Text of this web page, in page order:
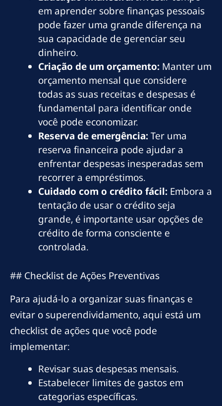
em aprender sobre finanças pessoais
pode fazer uma grande diferença na
sua capacidade de gerenciar seu
dinheiro.
Criação de um orçamento: Manter um
orçamento mensal que considere
todas as suas receitas e despesas é
fundamental para identificar onde
você pode economizar.
Reserva de emergência:Ter uma
reserva financeira pode ajudar a
enfrentar despesas inesperadas sem
recorrer a empréstimos.
Cuidado com o crédito fácil: Embora a
tentação de usar o crédito seja
grande, é importante usar opções de
crédito de forma consciente e
controlada.
## Checklist de Ações Preventivas
Para ajudá-lo a organizar suas finanças e
evitar o superendividamento, aqui está um
checklist de ações que você pode
implementar:
Revisar suas despesas mensais.
Estabelecer limites de gastos em
categorias específicas.